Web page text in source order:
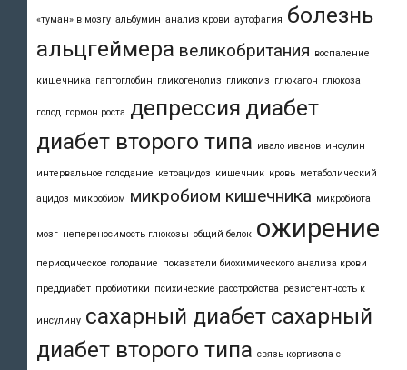
«туман» в мозгу альбумин анализ крови аутофагия болезнь
альцгеймера великобритания воспаление
кишечника гаптоглобин гликогенолиз гликолиз глюкагон глюкоза
голод гормон роста депрессия диабет
диабет второго типа ивало иванов инсулин
интервальное голодание кетоацидоз кишечник кровь метаболический
ацидоз микробиом микробиом кишечника микробиота
мозг непереносимость глюкозы общий белок ожирение
периодическое голодание показатели биохимического анализа крови
преддиабет пробиотики психические расстройства резистентность к
инсулину сахарный диабет сахарный
диабет второго типа связь кортизола с